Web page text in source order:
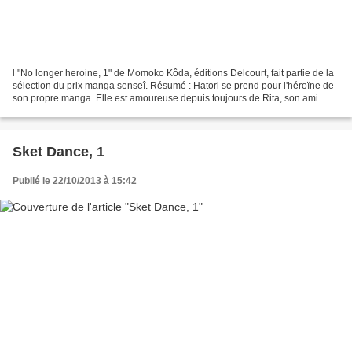
l "No longer heroine, 1" de Momoko Kôda, éditions Delcourt, fait partie de la
sélection du prix manga senseî. Résumé : Hatori se prend pour l'héroïne de
son propre manga. Elle est amoureuse depuis toujours de Rita, son ami
Sket Dance, 1
Publié le 22/10/2013 à 15:42